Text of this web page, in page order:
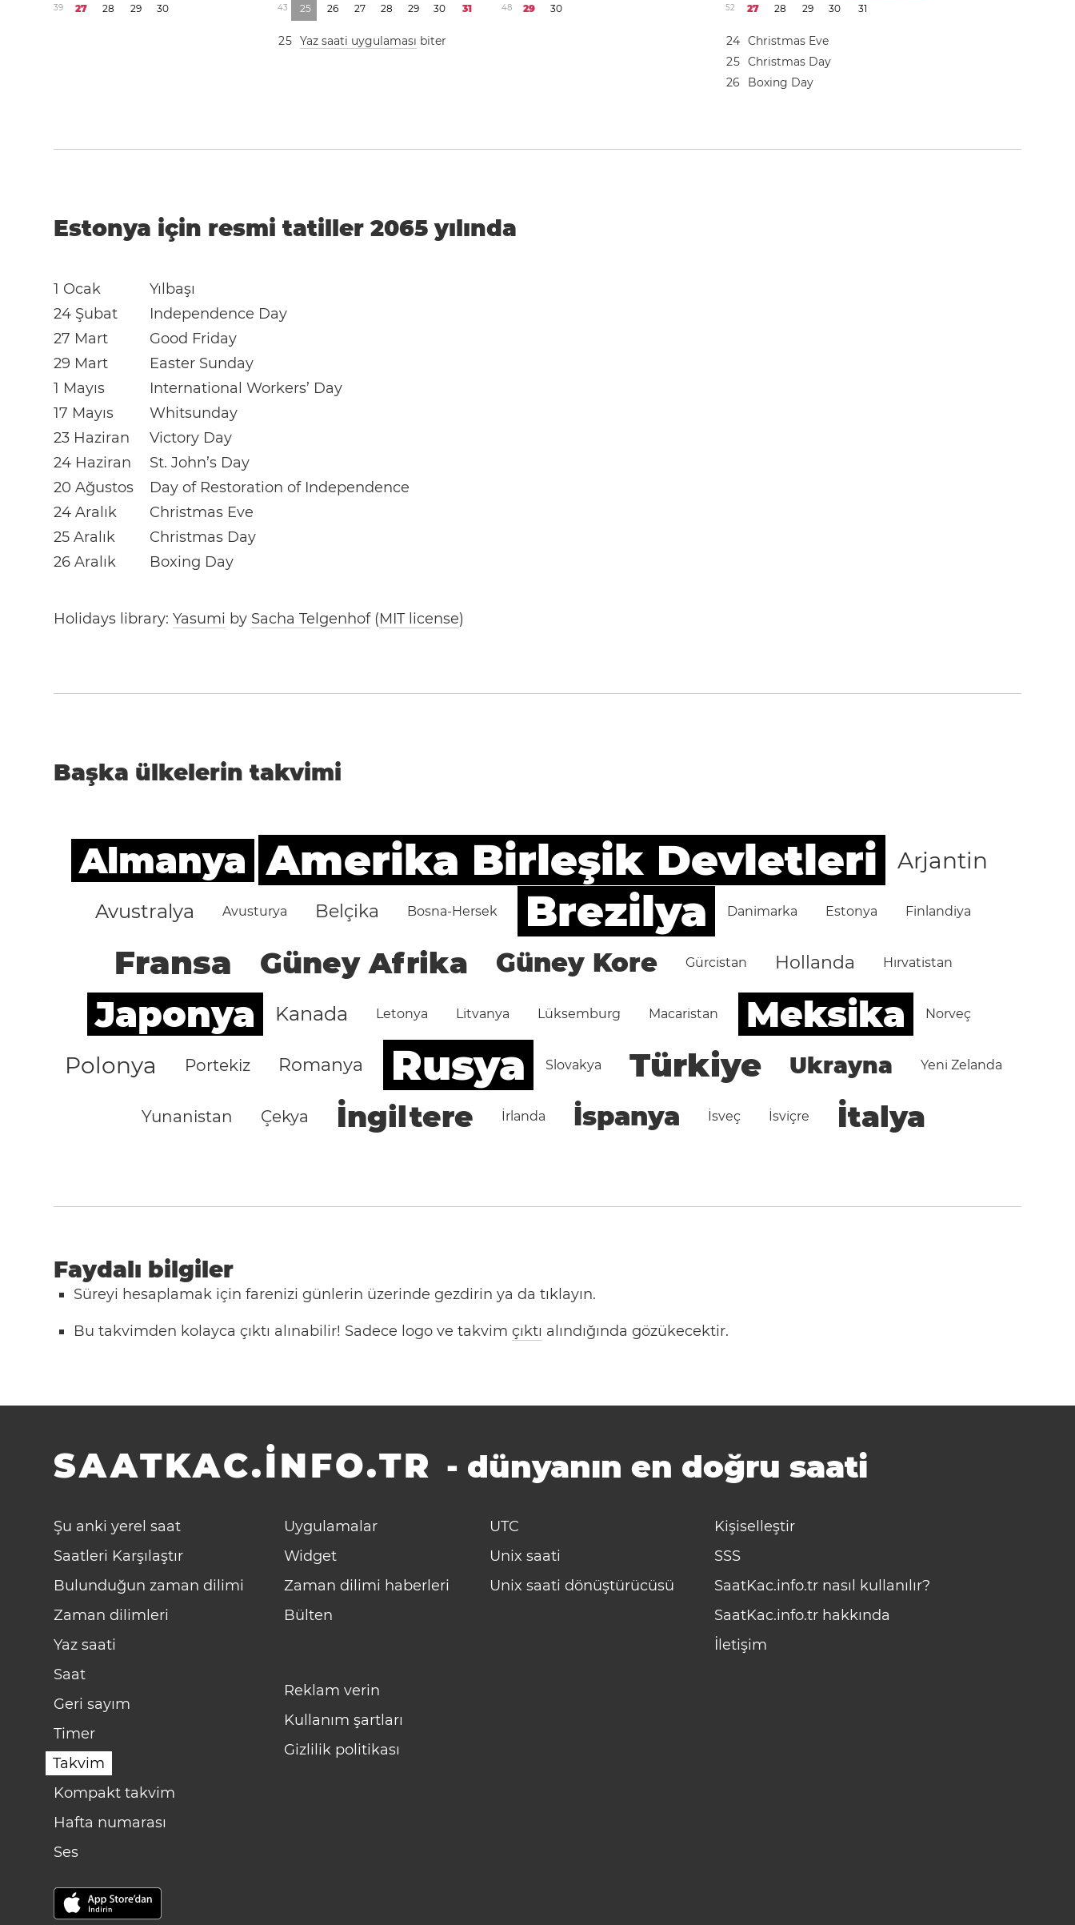
39 27 28 29 30 43 25 26 27 28 29 30 31
25 Yaz saati uygulaması biter
48 29 30 52 27 28 29 30 31
24 Christmas Eve
25 Christmas Day
26 Boxing Day
Estonya için resmi tatiller 2065 yılında
1 Ocak
Yılbaşı
24 Şubat
Independence Day
27 Mart
Good Friday
29 Mart
Easter Sunday
1 Mayıs
International Workers’ Day
17 Mayıs
Whitsunday
23 Haziran
Victory Day
24 Haziran
St. John’s Day
20 Ağustos
Day of Restoration of Independence
24 Aralık
Christmas Eve
25 Aralık
Christmas Day
26 Aralık
Boxing Day
Holidays library:Yasumi by Sacha Telgenhof(MIT license)
Başka ülkelerin takvimi
Almanya Amerika Birleşik Devletleri Arjantin
Avustralya Avusturya Belçika Bosna-Hersek Brezilya Danimarka Estonya Finlandiya
Fransa Güney Afrika Güney Kore Gürcistan Hollanda Hırvatistan
Japonya Kanada Letonya Litvanya Lüksemburg Macaristan Meksika Norveç
Polonya Portekiz Romanya Rusya Slovakya Türkiye Ukrayna Yeni Zelanda
Yunanistan Çekya İngiltere İrlanda İspanya İsveç İsviçre İtalya
Faydalı bilgiler
Süreyi hesaplamak için farenizi günlerin üzerinde gezdirin ya da tıklayın.
Bu takvimden kolayca çıktı alınabilir! Sadece logo ve takvimçıktı alındığında gözükecektir.
SAATKAC.INFO.TR - dünyanın en doğru saati
Şu anki yerel saat
Saatleri Karşılaştır
Bulunduğun zaman dilimi
Zaman dilimleri
Yaz saati
Saat
Geri sayım
Timer
Takvim
Kompakt takvim
Hafta numarası
Ses
Uygulamalar
Widget
Zaman dilimi haberleri
Bülten
UTC
Unix saati
Unix saati dönüştürücüsü
Kişiselleştir
SSS
SaatKac.info.tr nasıl kullanılır?
SaatKac.info.tr hakkında
İletişim
Reklam verin
Kullanım şartları
Gizlilik politikası